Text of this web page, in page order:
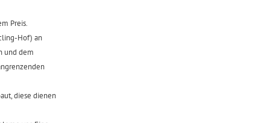
Preis.
Hof) an
und dem
diese dienen